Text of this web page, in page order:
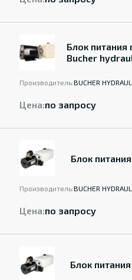
Блок питания
Bucher
Производитель:BUCHER
Цена:по запросу
Блок
Производитель:BUCHER
Цена:по запросу
Блок